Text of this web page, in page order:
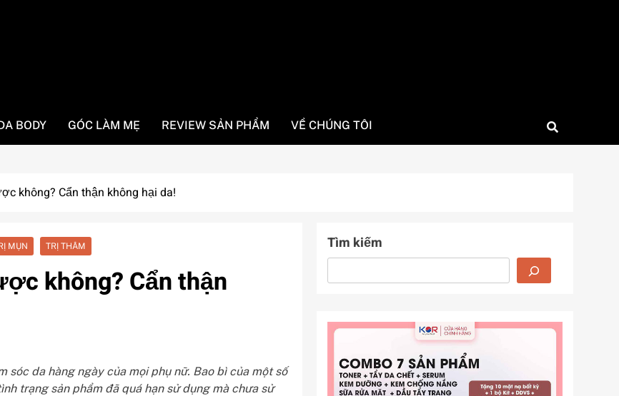
BODY GÓC LÀM MẸ REVIEW SẢN PHẨM VỀ CHÚNG TÔI
không? Cẩn thận không hại da!
MỤN TRỊ THÂM
không? Cẩn thận
da hàng ngày của mọi phụ nữ. Bao bì của một số
trạng sản phẩm đã quá hạn sử dụng mà chưa sử
Tìm kiếm